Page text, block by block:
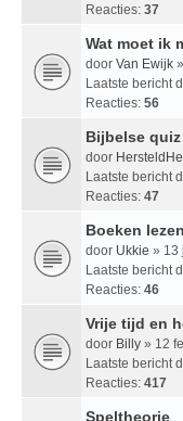
Reacties: 37
Wat moet ik
door Van Ewijk
Laatste bericht
Reacties: 56
Bijbelse
door
Laatste bericht
Reacties: 47
Boeken
door Ukkie » 13
Laatste bericht
Reacties: 46
Vrije tijd en
door Billy » 12
Laatste bericht
Reacties: 417
Speltheorie